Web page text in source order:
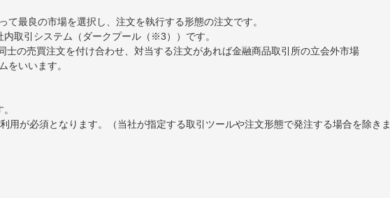
最良の市場を選択し、注文を執行する形態の注文です。
取引システム（ダークプール（※3））です。
の売買注文を付け合わせ、対当する注文があれば金融商品取引所の立会外市場
をいいます。
用が必須となります。（当社が指定する取引ツールや注文形態で発注する場合を除きま